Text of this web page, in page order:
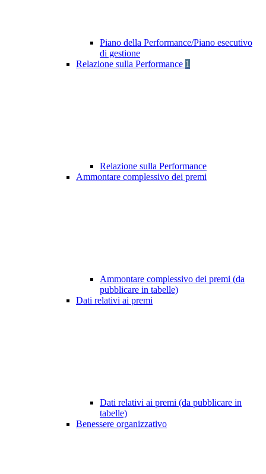
Piano della Performance/Piano esecutivo
di gestione
Relazione sulla Performance 1
Relazione sulla Performance
Ammontare complessivo dei premi
Ammontare complessivo dei premi (da
pubblicare in tabelle)
Dati relativi ai premi
Dati relativi ai premi (da pubblicare in
tabelle)
Benessere organizzativo